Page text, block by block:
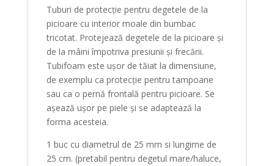
Tuburi de protecție pentru degetele de la
picioare cu interior moale din bumbac
tricotat. Protejează degetele de la picioare și
de la mâini împotriva presiunii și frecării.
Tubifoam este ușor de tăiat la dimensiune,
de exemplu ca protecție pentru tampoane
sau ca o pernă frontală pentru picioare. Se
așează ușor pe piele și se adaptează la
forma acesteia.
1 buc cu diametrul de 25 mm si lungime de
25 cm. (pretabil pentru degetul mare/haluce,